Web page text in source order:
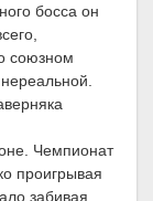
босса он
союзном
Чемпионат
проигрывая
забивая